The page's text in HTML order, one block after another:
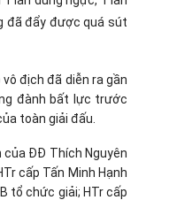
đã đẩy được quá sút
địch đã diễn ra gần
đành bất lực trước
toàn giải đấu.
của ĐĐ Thích Nguyên
cấp Tấn Minh Hạnh
tổ chức giải; HTr cấp